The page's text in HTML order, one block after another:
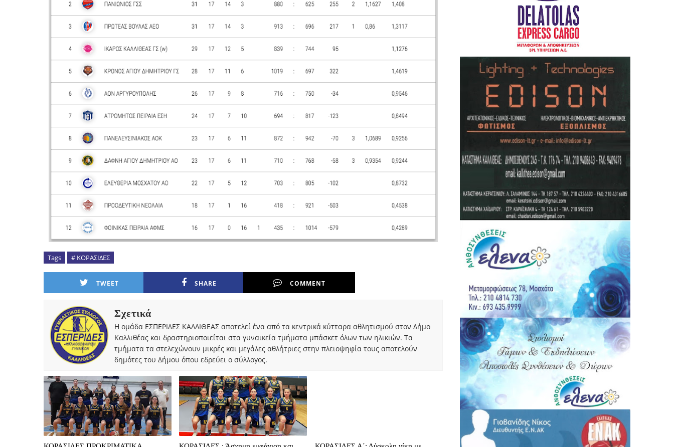
Tags # ΚΟΡΑΣΙΔΕΣ
TWEET SHARE COMMENT
Σχετικά
Η ομάδα ΕΣΠΕΡΙΔΕΣ ΚΑΛΛΙΘΕΑΣ αποτελεί ένα από τα κεντρικά κύτταρα αθλητισμού στον Δήμο
Καλλιθέας και δραστηριοποιείται στα γυναικεία τμήματα μπάσκετ όλων των ηλικιών. Τα
τμήματα τα στελεχώνουν μικρές και μεγάλες αθλήτριες στην πλειοψηφία τους αποτελούν
δημότες του Δήμου όπου εδρεύει ο σύλλογος.